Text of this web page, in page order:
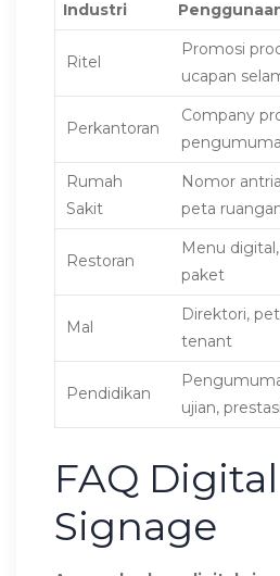
Industri
Ritel
Promosi
ucapan
Perkantoran
Company
Rumah
Sakit
Nomor
peta
Restoran
Menu
paket
Mal
Direktori,
tenant
Pendidikan
ujian,
FAQ Digital
Signage